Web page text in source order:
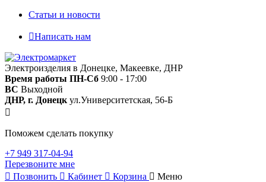
Статьи и новости
Написать нам
Электроизделия в Донецке, Макеевке, ДНР
Время работы ПН-Сб 9:00 - 17:00
ВС Выходной
ДНР, г. Донецк ул.Университетская, 56-Б
Поможем сделать покупку
+7 949 317-04-94
Перезвоните мне
Позвонить
Кабинет Корзина Меню